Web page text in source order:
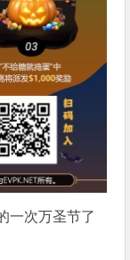
一次万圣节了